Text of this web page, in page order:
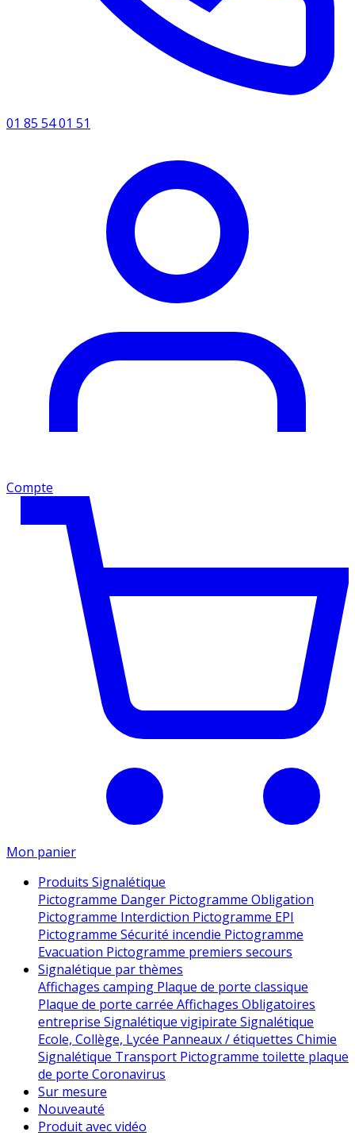
01 85 54 01 51
Compte
Mon panier
Produits Signalétique
Pictogramme Danger Pictogramme Obligation
Pictogramme Interdiction Pictogramme EPI
Pictogramme Sécurité incendie Pictogramme
Evacuation Pictogramme premiers secours
Signalétique par thèmes
Affichages camping Plaque de porte classique
Plaque de porte carrée Affichages Obligatoires
entreprise Signalétique vigipirate Signalétique
Ecole, Collège, Lycée Panneaux / étiquettes Chimie
Signalétique Transport Pictogramme toilette plaque
de porte Coronavirus
Sur mesure
Nouveauté
Produit avec vidéo